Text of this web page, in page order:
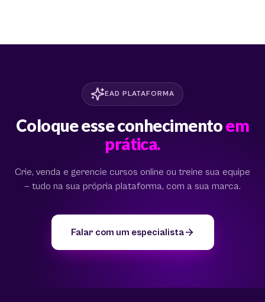
EAD PLATAFORMA
Coloque esse conhecimentoem
prática.
Crie, venda e gerencie cursos online ou treine sua equipe
— tudo na sua própria plataforma, com a sua marca.
Falar com um especialista